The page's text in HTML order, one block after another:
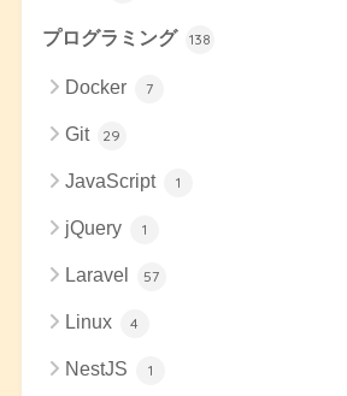
プログラミング 138
Docker 7
Git 29
JavaScript 1
jQuery 1
Laravel 57
Linux 4
NestJS 1